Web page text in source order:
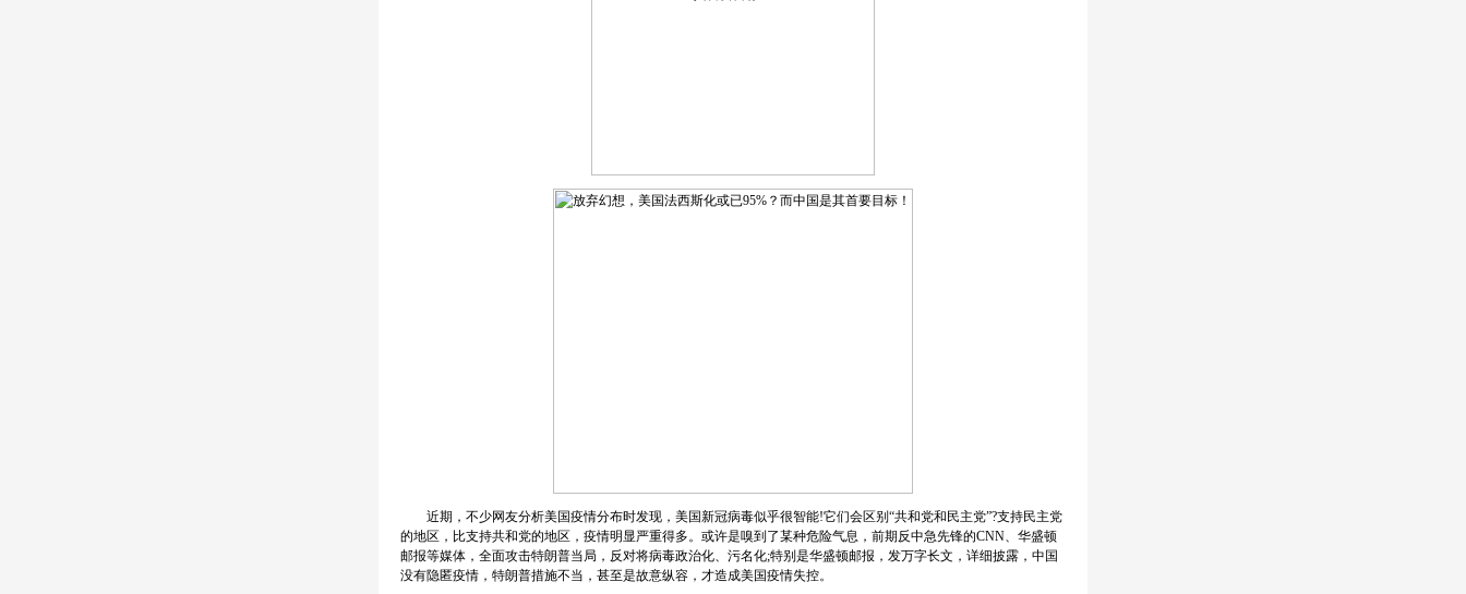
近期，不少网友分析美国疫情分布时发现，美国新冠病毒似乎很智能!它们会区别“共和党和民主党”?支持民主党
的地区，比支持共和党的地区，疫情明显严重得多。或许是嗅到了某种危险气息，前期反中急先锋的CNN、华盛顿
邮报等媒体，全面攻击特朗普当局，反对将病毒政治化、污名化;特别是华盛顿邮报，发万字长文，详细披露，中国
没有隐匿疫情，特朗普措施不当，甚至是故意纵容，才造成美国疫情失控。